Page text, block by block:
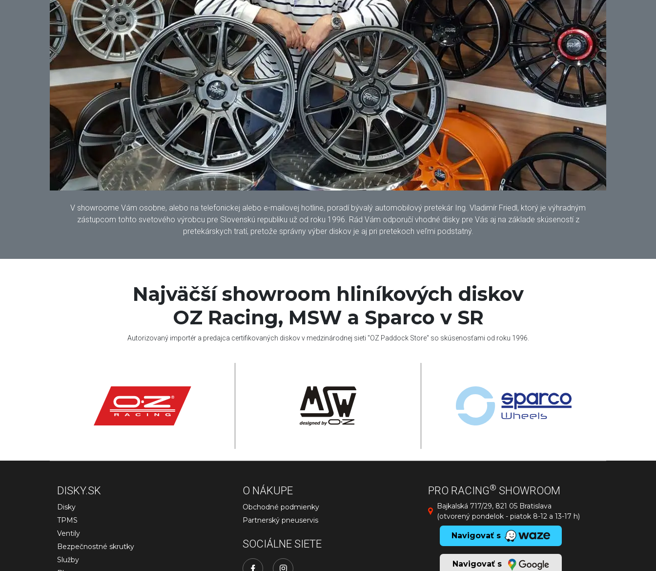
V showroome Vám osobne, alebo na telefonickej alebo e-mailovej hotline, poradí bývalý automobilový pretekár Ing. Vladimír Friedl, ktorý je výhradným
zástupcom tohto svetového výrobcu pre Slovenskú republiku už od roku 1996. Rád Vám odporučí vhodné disky pre Vás aj na základe skúseností z
pretekárskych tratí, pretože správny výber diskov je aj pri pretekoch veľmi podstatný.
Najväčší showroom hliníkových diskov
OZ Racing, MSW a Sparco v SR
Autorizovaný importér a predajca certifikovaných diskov v medzinárodnej sieti "OZ Paddock Store" so skúsenosťami od roku 1996.
DISKY.SK
Disky
TPMS
Ventily
Bezpečnostné skrutky
Služby
O NÁKUPE
Obchodné podmienky
Partnerský pneuservis
SOCIÁLNE SIETE
PRO RACING® SHOWROOM
Bajkalská 717/29, 821 05 Bratislava
(otvorený pondelok - piatok 8-12 a 13-17 h)
Navigovať s
Navigovať s